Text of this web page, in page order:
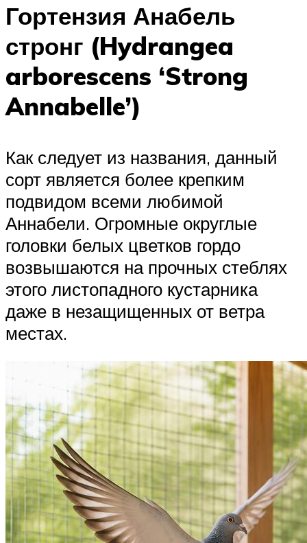
Гортензия Анабель
стронг (Hydrangea
arborescens ‘Strong
Annabelle’)
Как следует из названия, данный
сорт является более крепким
подвидом всеми любимой
Аннабели. Огромные округлые
головки белых цветков гордо
возвышаются на прочных стеблях
этого листопадного кустарника
даже в незащищенных от ветра
местах.